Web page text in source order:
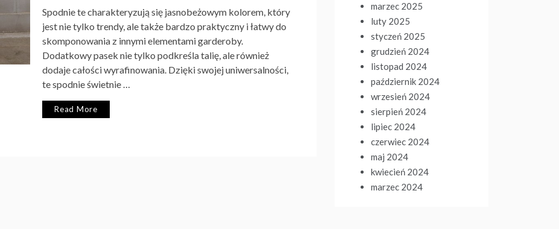
Spodnie te charakteryzują się jasnobeżowym kolorem, który
jest nie tylko trendy, ale także bardzo praktyczny i łatwy do
skomponowania z innymi elementami garderoby.
Dodatkowy pasek nie tylko podkreśla talię, ale również
dodaje całości wyrafinowania. Dzięki swojej uniwersalności,
te spodnie świetnie …
Read More
marzec 2025
luty 2025
styczeń 2025
grudzień 2024
listopad 2024
październik 2024
wrzesień 2024
sierpień 2024
lipiec 2024
czerwiec 2024
maj 2024
kwiecień 2024
marzec 2024